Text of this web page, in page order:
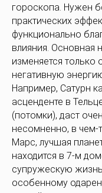
гороскопа. Нужен
практических
функционально
влияния. Основная
изменяется только
негативную
Например, Сатурн
асценденте в
(потомки), даст
несомненно, в чем-
Марс, лучшая
находится в 7-м
супружескую
особенному